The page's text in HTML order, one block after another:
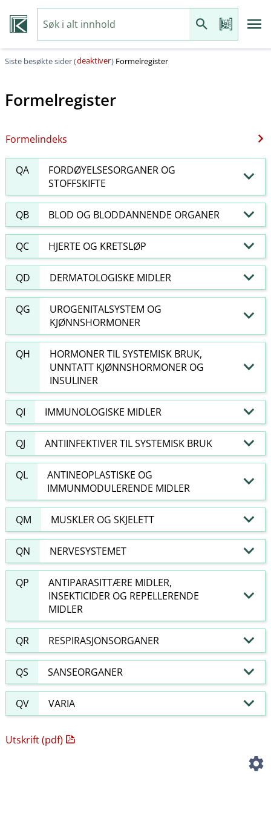
Siste besøkte sider (deaktiver) Formelregister
Formelregister
Formelindeks
QA
FORDØYELSESORGANER OG
STOFFSKIFTE
QB BLOD OG BLODDANNENDE ORGANER
QC HJERTE OG KRETSLØP
QD DERMATOLOGISKE MIDLER
QG
UROGENITALSYSTEM OG
KJØNNSHORMONER
QH
HORMONER TIL SYSTEMISK BRUK,
UNNTATT KJØNNSHORMONER OG
INSULINER
QI IMMUNOLOGISKE MIDLER
QJ ANTIINFEKTIVER TIL SYSTEMISK BRUK
QL
ANTINEOPLASTISKE OG
IMMUNMODULERENDE MIDLER
QM MUSKLER OG SKJELETT
QN NERVESYSTEMET
QP
ANTIPARASITTÆRE MIDLER,
INSEKTICIDER OG REPELLERENDE
MIDLER
QR RESPIRASJONSORGANER
QS SANSEORGANER
QV VARIA
Utskrift (pdf)